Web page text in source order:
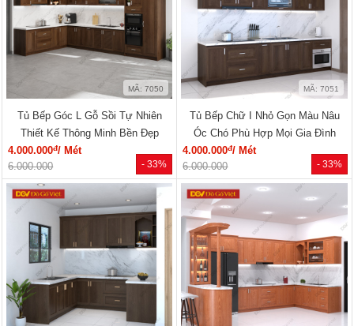
- 33%
MÃ: 7050
Tủ Bếp Góc L Gỗ Sồi Tự Nhiên
Thiết Kế Thông Minh Bền Đẹp
4.000.000đ/ Mét
6.000.000
- 33%
MÃ: 7051
Tủ Bếp Chữ I Nhỏ Gọn Màu Nâu
Óc Chó Phù Hợp Mọi Gia Đình
4.000.000đ/ Mét
6.000.000